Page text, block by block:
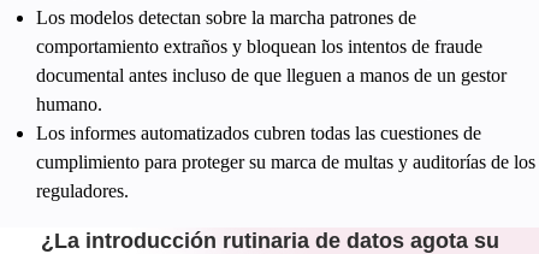
Los modelos detectan sobre la marcha patrones de
comportamiento extraños y bloquean los intentos de fraude
documental antes incluso de que lleguen a manos de un gestor
humano.
Los informes automatizados cubren todas las cuestiones de
cumplimiento para proteger su marca de multas y auditorías de los
reguladores.
¿La introducción rutinaria de datos agota su